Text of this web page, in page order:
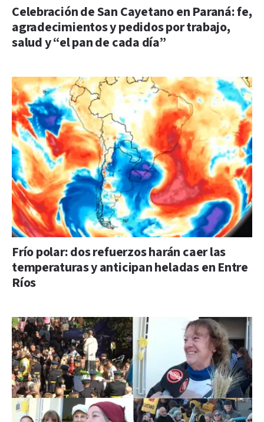
Celebración de San Cayetano en Paraná: fe,
agradecimientos y pedidos por trabajo,
salud y “el pan de cada día”
Frío polar: dos refuerzos harán caer las
temperaturas y anticipan heladas en Entre
Ríos